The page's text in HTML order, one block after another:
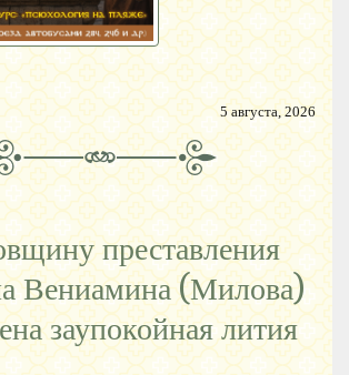
5 августа, 2026
преставления
Вениамина (Милова)
заупокойная лития